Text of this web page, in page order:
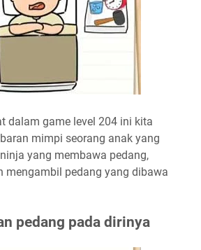
dalam game level 204 ini kita
mimpi seorang anak yang
yang membawa pedang,
mengambil pedang yang dibawa
pedang pada dirinya